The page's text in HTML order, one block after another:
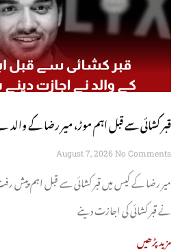
قبر کشائی سے قبل اہم موڑ، میر رضا کے
August 7, 2026 No Comments
میر رضا کے کیس میں قبر کشائی سے قبل اہم پیش
نے قبر کشائی کی اجازت دینے
مزید پڑھیں